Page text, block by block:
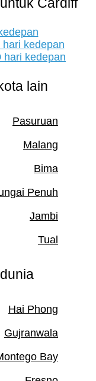
Cardiff
kedepan
hari kedepan
lain
Pasuruan
Malang
Bima
Penuh
Jambi
Tual
Hai Phong
Gujranwala
Bay